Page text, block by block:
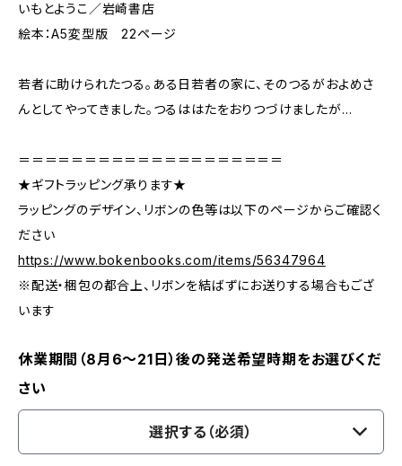
いもとようこ／岩崎書店
絵本：A5変型版 22ページ
若者に助けられたつる。ある日若者の家に、そのつるがおよめさ
んとしてやってきました。つるははたをおりつづけましたが…
＝＝＝＝＝＝＝＝＝＝＝＝＝＝＝＝＝＝＝＝
★ギフトラッピング承ります★
ラッピングのデザイン、リボンの色等は以下のページからご確認く
ださい
https://www.bokenbooks.com/items/56347964
※配送・梱包の都合上、リボンを結ばずにお送りする場合もござ
います
休業期間（8月6〜21日）後の発送希望時期をお選びくだ
さい
選択する（必須）